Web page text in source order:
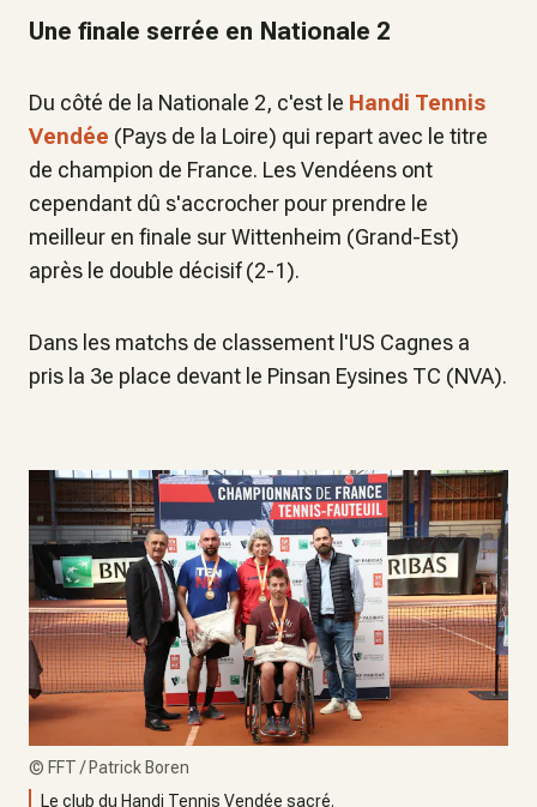
Une finale serrée en Nationale 2
Du côté de la Nationale 2, c'est le Handi Tennis
Vendée (Pays de la Loire) qui repart avec le titre
de champion de France. Les Vendéens ont
cependant dû s'accrocher pour prendre le
meilleur en finale sur Wittenheim (Grand-Est)
après le double décisif (2-1).
Dans les matchs de classement l'US Cagnes a
pris la 3e place devant le Pinsan Eysines TC (NVA).
© FFT / Patrick Boren
Le club du Handi Tennis Vendée sacré.